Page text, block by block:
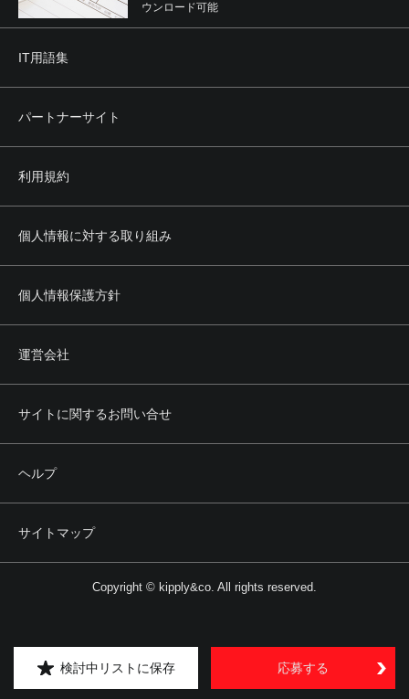
検討中リストに保存 応募する
ウンロード可能
IT用語集
パートナーサイト
利用規約
個人情報に対する取り組み
個人情報保護方針
運営会社
サイトに関するお問い合せ
ヘルプ
サイトマップ
Copyright © kipply&co. All rights reserved.